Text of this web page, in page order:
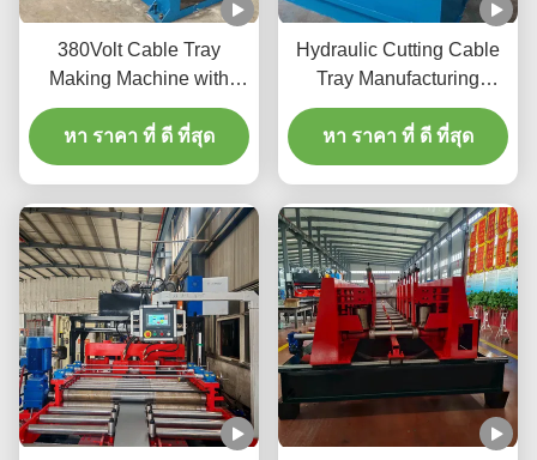
380Volt Cable Tray
Making Machine with
Hydraulic Cutting Full
Automatic
หา ราคา ที่ ดี ที่สุด
Hydraulic Cutting Cable
Tray Manufacturing
Machine For 0.8-2.0mm
Galvanized Sheet
หา ราคา ที่ ดี ที่สุด